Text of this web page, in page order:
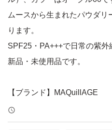
ムースから生まれたパウダ
ります。
SPF25・PA+++で日常の紫外
新品・未使用品です。
【ブランド】MAQuillAGE
【商品名】ドラマティックパ
【カラー】オークル00